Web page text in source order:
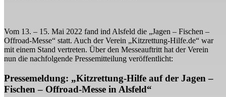
Vom 13. – 15. Mai 2022 fand ind Alsfeld die „Jagen – Fischen –
Offroad-Messe“ statt. Auch der Verein „Kitzrettung-Hilfe.de“ war
mit einem Stand vertreten. Über den Messeauftritt hat der Verein
nun die nachfolgende Pressemitteilung veröffentlicht:
Pressemeldung: „Kitzrettung-Hilfe auf der Jagen –
Fischen – Offroad-Messe in Alsfeld“